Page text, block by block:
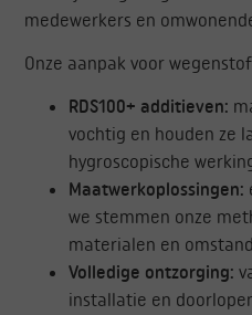
medewerkers en
Onze aanpak voor
RDS100+ additieven:
vochtig en houden ze
hygroscopische
Maatwerkoplossingen:
we stemmen onze
materialen en
Volledige ontzorging:
installatie en